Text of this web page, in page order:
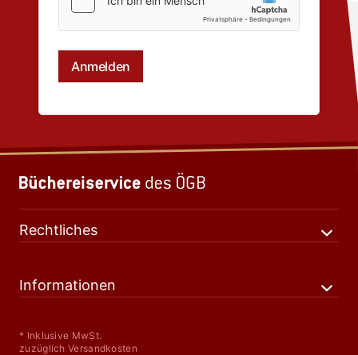
Rechtliches
Informationen
* Inklusive MwSt.
zuzüglich Versandkosten